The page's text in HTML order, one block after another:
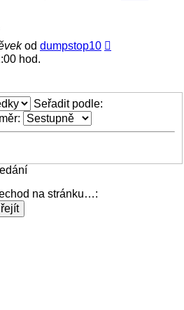
od dumpstop10
hod.
Seřadit podle:
na stránku…: